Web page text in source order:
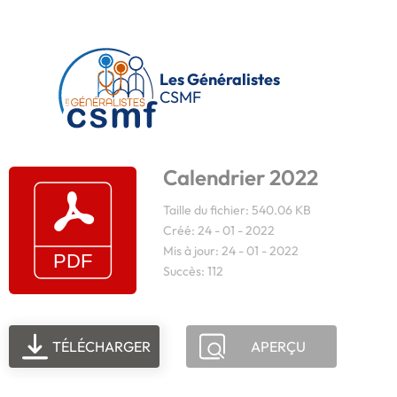
Les Généralistes
CSMF
Calendrier 2022
Taille du fichier: 540.06 KB
Créé: 24 - 01 - 2022
Mis à jour: 24 - 01 - 2022
Succès: 112
TÉLÉCHARGER APERÇU